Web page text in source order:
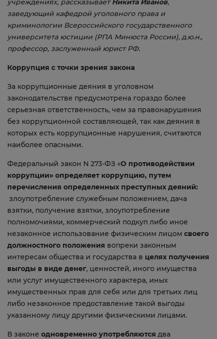
учреждениях, рассказываетНикита Иванов,
заведующий кафедрой уголовного права и
криминологии Всероссийского государственного
университета юстиции (РПА Минюста России), д.ю.н.,
профессор, заслуженный юрист РФ.
Коррупция с точки зрения закона
За коррупционные деяния в уголовном
законодательстве предусмотрена гораздо более
серьезная ответственность, чем за правонарушения
без коррупционной составляющей, так как деяния в
которых есть коррупционные нарушения, считаются
наиболее опасными.
Федеральный закон N 273-ФЗ «О противодействии
коррупции» определяет коррупцию, путем
перечисления определенных преступных деяний:
злоупотребление служебным положением, дача
взятки, получение взятки, злоупотребление
полномочиями, коммерческий подкуп либо иное
незаконное использование физическим лицом своего
должностного положения вопреки законным
интересам общества и государства в целях получения
выгоды в виде денег, ценностей, иного имущества
или услуг имущественного характера, иных
имущественных прав для себя или для третьих лиц
либо незаконное предоставление такой выгоды
указанному лицу другими физическими лицами.
В законе одновременно употребляются два